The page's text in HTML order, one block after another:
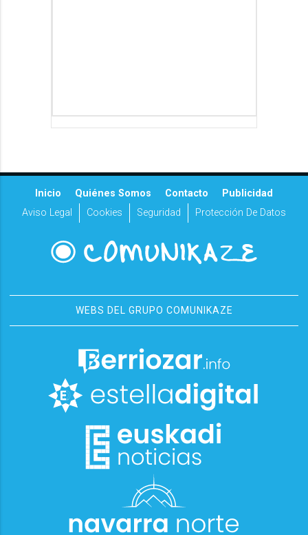
Inicio Quiénes Somos Contacto
Publicidad
Aviso Legal
Cookies Seguridad Protección De Datos
WEBS DEL GRUPO COMUNIKAZE